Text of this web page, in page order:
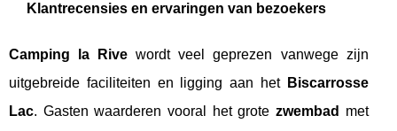
Klantrecensies en ervaringen van bezoekers
Camping la Rive wordt veel geprezen vanwege zijn
uitgebreide faciliteiten en ligging aan het Biscarrosse
Lac. Gasten waarderen vooral het grote zwembad
met